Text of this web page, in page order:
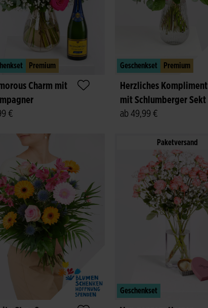
Premium
Charm mit
€
Geschenkset Premium
Herzliches Kompliment
mit Schlumberger Sekt
ab 49,99 €
Paketversand
Geschenkset